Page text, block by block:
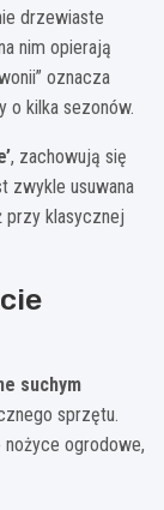
drzewiaste
nim opierają
oznacza
o kilka sezonów.
, zachowują się
zwykle usuwana
przy klasycznej
suchym
sprzętu.
nożyce ogrodowe,